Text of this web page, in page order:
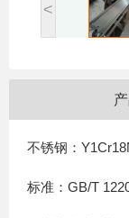
<
不锈钢：
标准：GB/T